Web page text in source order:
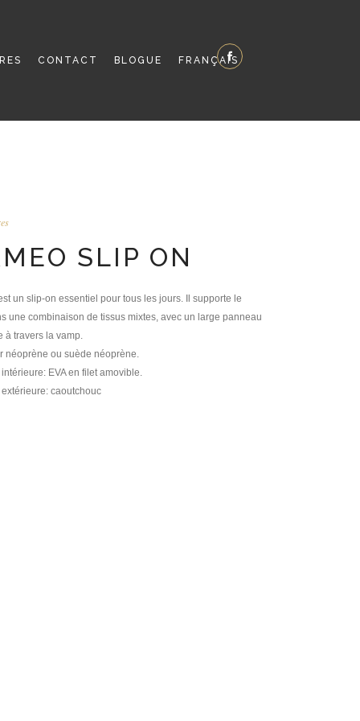
CONTACT BLOGUE FRANÇAIS
SLIP ON
un slip-on essentiel pour tous les jours. Il supporte le
une combinaison de tissus mixtes, avec un large panneau
à travers la vamp.
néoprène ou suède néoprène.
EVA en filet amovible.
caoutchouc